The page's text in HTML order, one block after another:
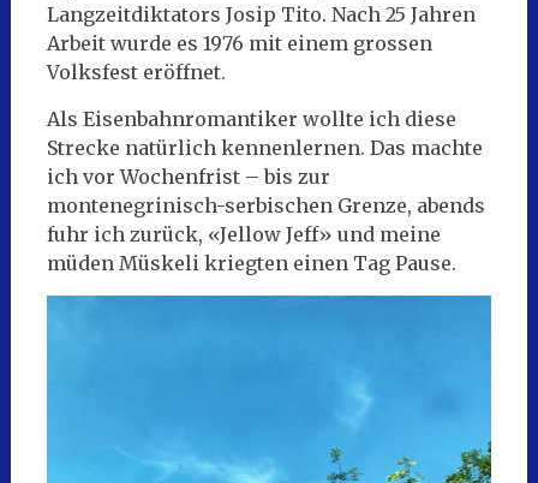
Langzeitdiktators Josip Tito. Nach 25 Jahren
Arbeit wurde es 1976 mit einem grossen
Volksfest eröffnet.
Als Eisenbahnromantiker wollte ich diese
Strecke natürlich kennenlernen. Das machte
ich vor Wochenfrist – bis zur
montenegrinisch-serbischen Grenze, abends
fuhr ich zurück, «Jellow Jeff» und meine
müden Müskeli kriegten einen Tag Pause.